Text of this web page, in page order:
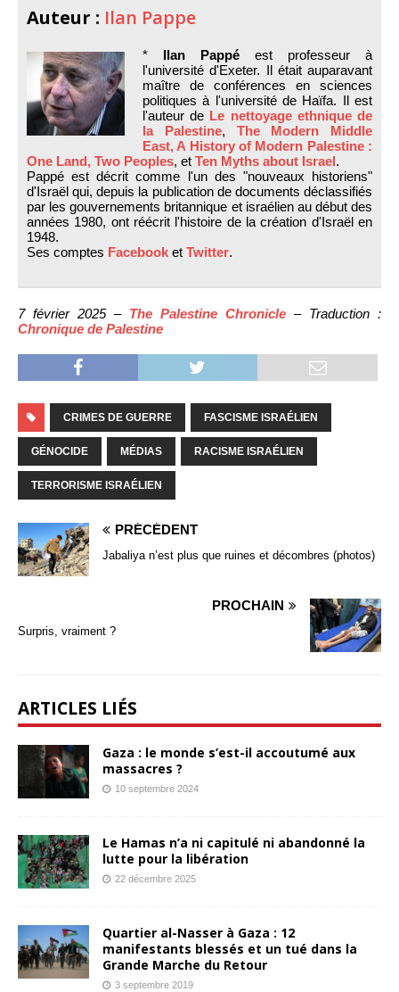
Auteur : Ilan Pappe
* Ilan Pappé est professeur à
l'université d'Exeter. Il était auparavant
maître de conférences en sciences
politiques à l'université de Haïfa. Il est
l'auteur de Le nettoyage ethnique de
la Palestine, The Modern Middle
East, A History of Modern Palestine :
One Land, Two Peoples, et Ten Myths about Israel.
Pappé est décrit comme l'un des "nouveaux historiens"
d'Israël qui, depuis la publication de documents déclassifiés
par les gouvernements britannique et israélien au début des
années 1980, ont réécrit l'histoire de la création d'Israël en
1948.
Ses comptes Facebook et Twitter.
7 février 2025 – The Palestine Chronicle – Traduction :
Chronique de Palestine
CRIMES DE GUERRE FASCISME ISRAÉLIEN
GÉNOCIDE MÉDIAS RACISME ISRAÉLIEN
TERRORISME ISRAÉLIEN
PRÉCÉDENT
Jabaliya n’est plus que ruines et décombres (photos)
PROCHAIN
Surpris, vraiment ?
ARTICLES LIÉS
Gaza : le monde s’est-il accoutumé aux
massacres ?
10 septembre 2024
Le Hamas n’a ni capitulé ni abandonné la
lutte pour la libération
22 décembre 2025
Quartier al-Nasser à Gaza : 12
manifestants blessés et un tué dans la
Grande Marche du Retour
3 septembre 2019